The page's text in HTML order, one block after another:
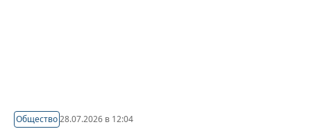
Общество28.07.2026 в 12:04